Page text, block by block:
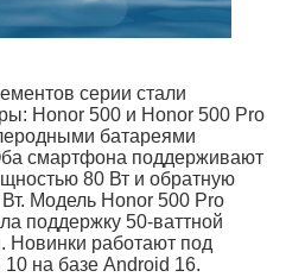
серии стали
Honor 500 и Honor 500 Pro
батареями
смартфона поддерживают
80 Вт и обратную
Модель Honor 500 Pro
поддержку 50-ваттной
Новинки работают под
на базе Android 16.